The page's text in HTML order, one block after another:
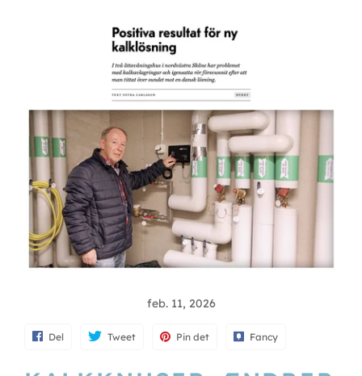
feb. 11, 2026
Del Tweet Pin det Fancy